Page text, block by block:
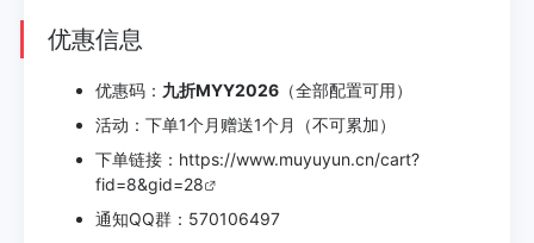
优惠信息
优惠码： 九折MYY2026 （全部配置可用）
活动：下单1个月赠送1个月（不可累加）
下单链接： https://www.muyuyun.cn/cart?
fid=8&gid=28
通知QQ群：570106497